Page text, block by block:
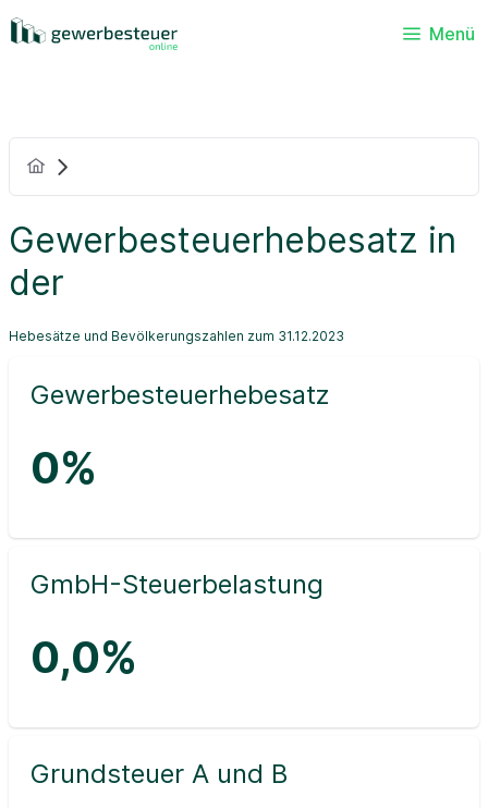
Menü
Gewerbesteuerhebesatz in
der
Hebesätze und Bevölkerungszahlen zum 31.12.2023
Gewerbesteuerhebesatz
0%
GmbH-Steuerbelastung
0,0%
Grundsteuer A und B